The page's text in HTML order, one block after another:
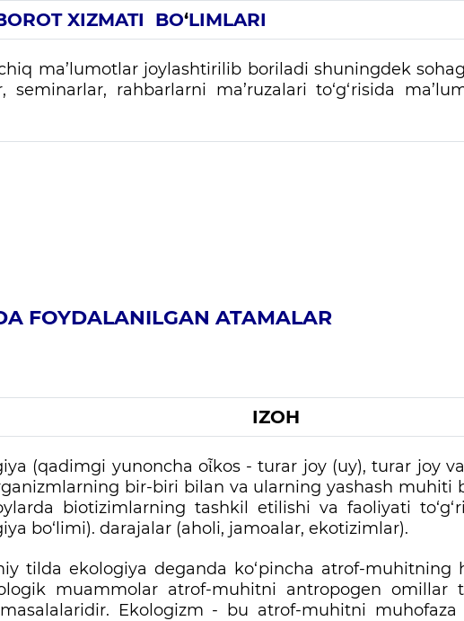
XIZMATI BO‘LIMLARI
ma’lumotlar joylashtirilib boriladi shuningdek
rahbarlarni ma’ruzalari to‘g‘risida
FOYDALANILGAN ATAMALAR
IZOH
(qadimgi yunoncha oἶkos - turar joy (uy), turar joy
bir-biri bilan va ularning yashash muhiti
biotizimlarning tashkil etilishi va faoliyati
bo‘limi). darajalar (aholi, jamoalar, ekotizimlar).
tilda ekologiya deganda ko‘pincha atrof-muhitning
muammolar atrof-muhitni antropogen omillar
Ekologizm - bu atrof-muhitni muhofaza